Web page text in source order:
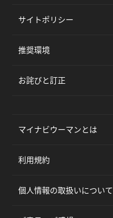
サイトポリシー
推奨環境
お詫びと訂正
マイナビウーマンとは
利用規約
個人情報の取扱いについて